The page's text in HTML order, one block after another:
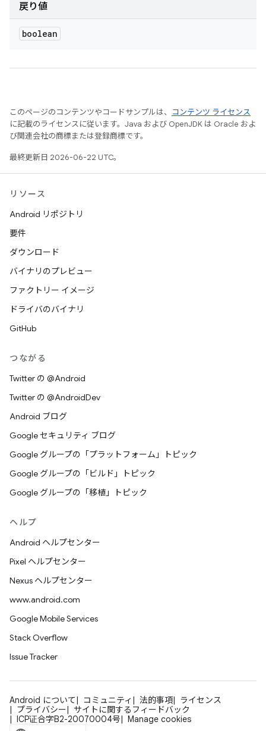
戻り値
boolean
このページのコンテンツやコードサンプルは、
コンテンツ ライセンス
に記載のライセンスに従います。Java および OpenJDK は Oracle およ
び関連会社の商標または登録商標です。
最終更新日 2026-06-22 UTC。
リソース
Android リポジトリ
要件
ダウンロード
バイナリのプレビュー
ファクトリー イメージ
ドライバのバイナリ
GitHub
つながる
Twitter の @Android
Twitter の @AndroidDev
Android ブログ
Google セキュリティ ブログ
Google グループの「プラットフォーム」トピック
Google グループの「ビルド」トピック
Google グループの「移植」トピック
ヘルプ
Android ヘルプセンター
Pixel ヘルプセンター
Nexus ヘルプセンター
www.android.com
Google Mobile Services
Stack Overflow
Issue Tracker
Android について コミュニティ 法的事項
ライセンス
プライバシー
サイトに関するフィードバック
ICP证合字B2-20070004号
Manage cookies